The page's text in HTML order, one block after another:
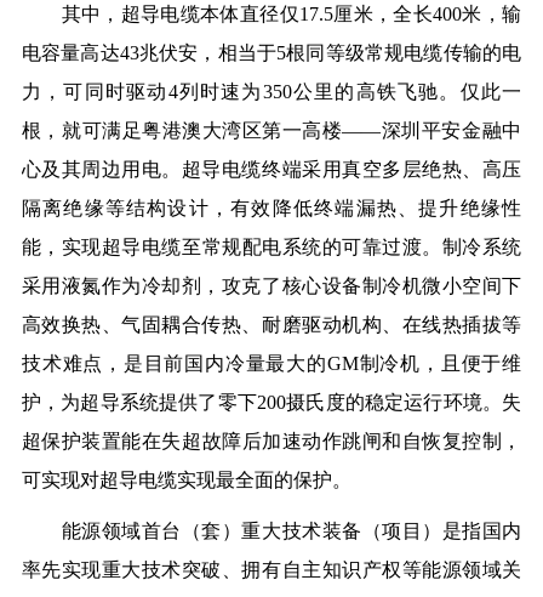
其中，超导电缆本体直径仅17.5厘米，全长400米，输
电容量高达43兆伏安，相当于5根同等级常规电缆传输的电
力，可同时驱动4列时速为350公里的高铁飞驰。仅此一
根，就可满足粤港澳大湾区第一高楼——深圳平安金融中
心及其周边用电。超导电缆终端采用真空多层绝热、高压
隔离绝缘等结构设计，有效降低终端漏热、提升绝缘性
能，实现超导电缆至常规配电系统的可靠过渡。制冷系统
采用液氮作为冷却剂，攻克了核心设备制冷机微小空间下
高效换热、气固耦合传热、耐磨驱动机构、在线热插拔等
技术难点，是目前国内冷量最大的GM制冷机，且便于维
护，为超导系统提供了零下200摄氏度的稳定运行环境。失
超保护装置能在失超故障后加速动作跳闸和自恢复控制，
可实现对超导电缆实现最全面的保护。
能源领域首台（套）重大技术装备（项目）是指国内
率先实现重大技术突破、拥有自主知识产权等能源领域关